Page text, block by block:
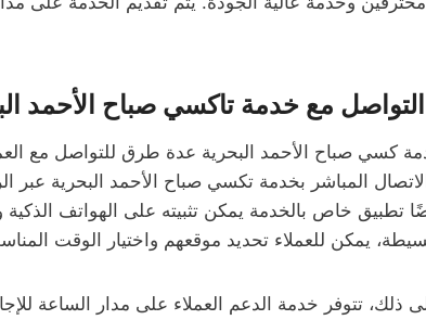
مع خدمة تاكسي صباح الأحمد
كسي صباح الأحمد البحرية عدة طرق للتواصل مع
تطبيق خاص بالخدمة يمكن تثبيته على الهواتف
يمكن للعملاء تحديد موقعهم واختيار الوقت
ذلك، تتوفر خدمة الدعم العملاء على مدار الساعة